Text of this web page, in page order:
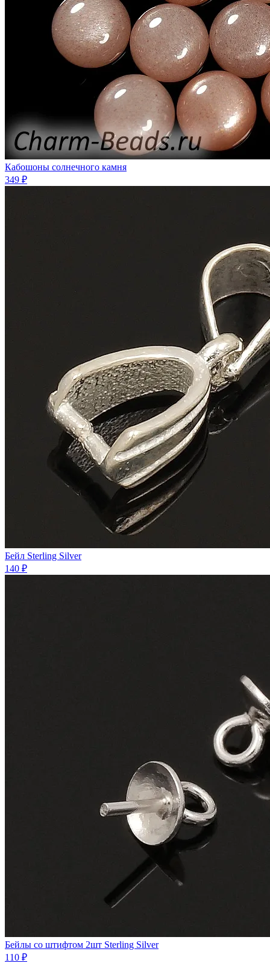
Кабошоны солнечного камня
349 ₽
Бейл Sterling Silver
140 ₽
Бейлы co штифтом 2шт Sterling Silver
110 ₽